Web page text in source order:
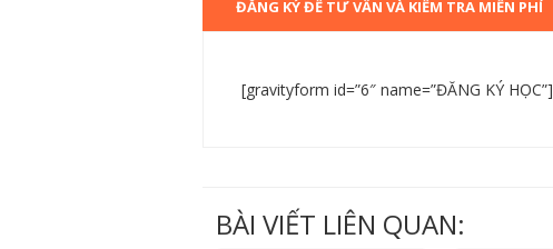
ĐĂNG KÝ ĐỂ TƯ VẤN VÀ KIỂM TRA MIỄN PHÍ
[gravityform id=”6″ name=”ĐĂNG KÝ HỌC”]
BÀI VIẾT LIÊN QUAN: